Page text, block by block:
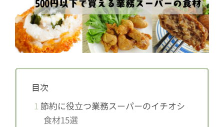
目次
1 節約に役立つ業務スーパーのイチオシ
食材15選